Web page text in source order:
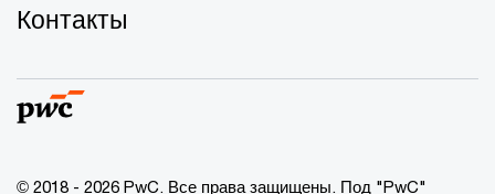
Контакты
© 2018 - 2026 PwC. Все права защищены. Под "PwC"